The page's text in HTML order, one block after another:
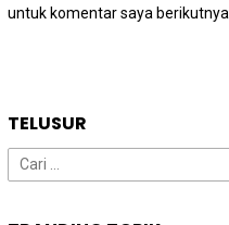
untuk komentar saya berikutnya.
TELUSUR
Cari
untuk: